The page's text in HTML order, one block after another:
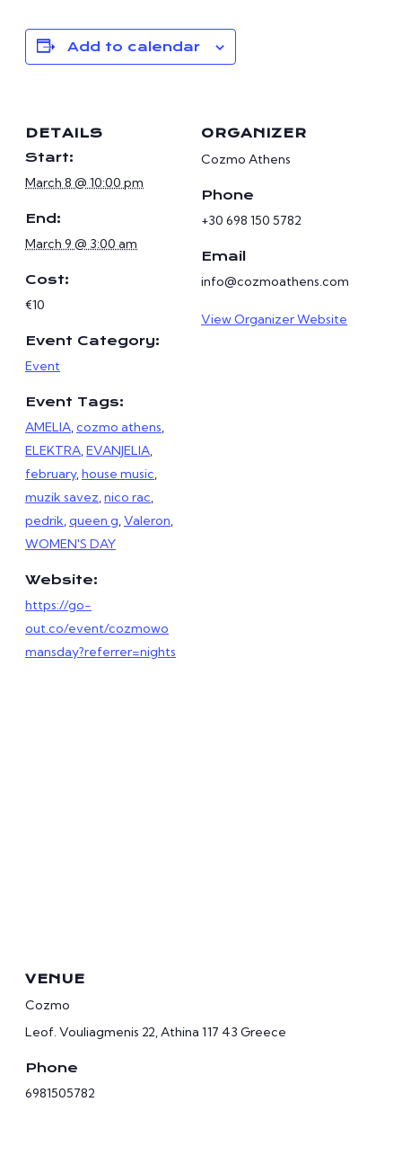
Add to calendar
DETAILS
Start:
March 8 @ 10:00 pm
End:
March 9 @ 3:00 am
Cost:
€10
Event Category:
Event
Event Tags:
AMELIA,cozmo athens,
ELEKTRA,EVANJELIA,
february,house music,
muzik savez,nico rac,
pedrik,queen g,Valeron,
WOMEN'S DAY
Website:
https://go-
out.co/event/cozmowo
mansday?referrer=nights
ORGANIZER
Cozmo Athens
Phone
+30 698 150 5782
Email
info@cozmoathens.com
View Organizer Website
VENUE
Cozmo
Leof. Vouliagmenis 22, Athina 117 43 Greece
Phone
6981505782